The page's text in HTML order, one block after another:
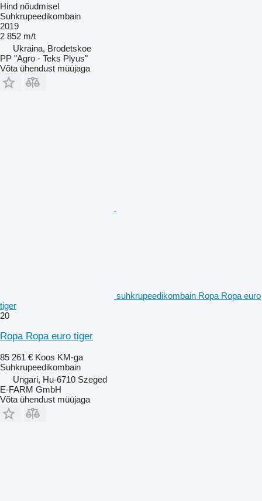
Hind nõudmisel
Suhkrupeedikombain
2019
2 852 m/t
Ukraina, Brodetskoe
PP "Agro - Teks Plyus"
Võta ühendust müüjaga
suhkrupeedikombain Ropa Ropa euro
tiger
20
Ropa Ropa euro tiger
85 261 € Koos KM-ga
Suhkrupeedikombain
Ungari, Hu-6710 Szeged
E-FARM GmbH
Võta ühendust müüjaga